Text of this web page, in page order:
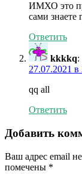
ИМХО это
сами знаете
Ответить
kkkkq:
27.07.2021 в
qq all
Ответить
Добавить
Ваш адрес email
помечены *